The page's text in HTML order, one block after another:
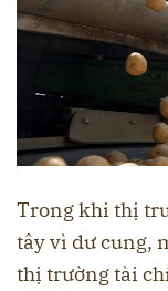
Trong khi thị
tây vì dư cung,
thị trường tài